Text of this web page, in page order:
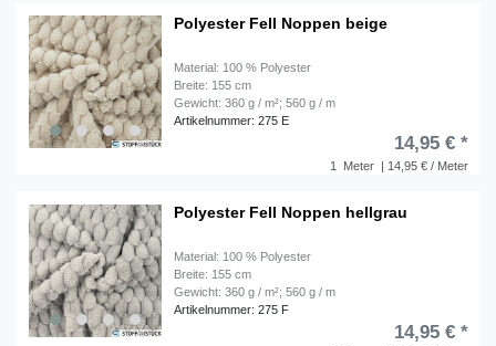
Polyester Fell Noppen beige
Material: 100 % Polyester
Breite: 155 cm
Gewicht: 360 g / m²; 560 g / m
Artikelnummer: 275 E
1 Meter | 14,95 € / Meter
14,95 € *
Polyester Fell Noppen hellgrau
Material: 100 % Polyester
Breite: 155 cm
Gewicht: 360 g / m²; 560 g / m
Artikelnummer: 275 F
14,95 € *